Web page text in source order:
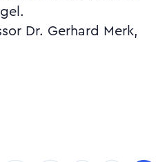
Dr. Gerhard Merk,